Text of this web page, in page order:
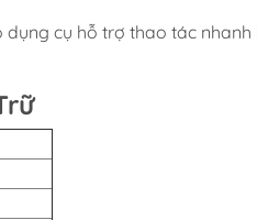
cụ hỗ trợ thao tác